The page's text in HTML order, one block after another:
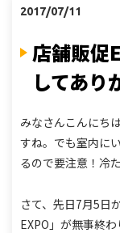
2017/07/11
店舗販促
してあり
みなさんこんにちは
すね。 でも室内に
るので要注意！ 冷
さて、先日7月5日
EXPO」が無事終わ